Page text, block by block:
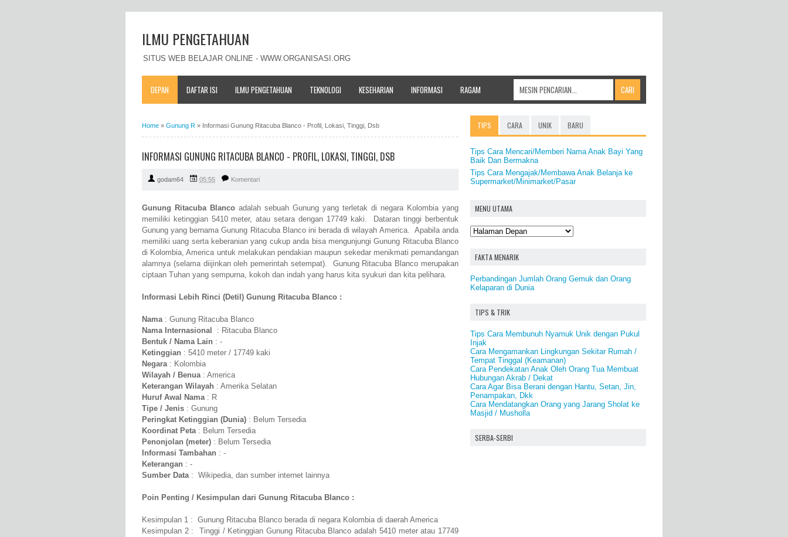
ILMU PENGETAHUAN
SITUS WEB BELAJAR ONLINE - WWW.ORGANISASI.ORG
DEPAN DAFTAR ISI ILMU PENGETAHUAN TEKNOLOGI KESEHARIAN INFORMASI RAGAM
Home » Gunung R » Informasi Gunung Ritacuba Blanco - Profil, Lokasi, Tinggi, Dsb
INFORMASI GUNUNG RITACUBA BLANCO - PROFIL, LOKASI, TINGGI, DSB
godam64 05:55 Komentari
Gunung Ritacuba Blanco adalah sebuah Gunung yang terletak di negara Kolombia yang
memiliki ketinggian 5410 meter, atau setara dengan 17749 kaki. Dataran tinggi berbentuk
Gunung yang bernama Gunung Ritacuba Blanco ini berada di wilayah America. Apabila anda
memiliki uang serta keberanian yang cukup anda bisa mengunjungi Gunung Ritacuba Blanco
di Kolombia, America untuk melakukan pendakian maupun sekedar menikmati pemandangan
alamnya (selama diijinkan oleh pemerintah setempat). Gunung Ritacuba Blanco merupakan
ciptaan Tuhan yang sempurna, kokoh dan indah yang harus kita syukuri dan kita pelihara.
Informasi Lebih Rinci (Detil) Gunung Ritacuba Blanco :
Nama: Gunung Ritacuba Blanco
Nama Internasional
: Ritacuba Blanco
Bentuk / Nama Lain : -
Ketinggian : 5410 meter / 17749 kaki
Negara: Kolombia
Wilayah / Benua: America
Keterangan Wilayah : Amerika Selatan
Huruf Awal Nama: R
Tipe / Jenis : Gunung
Peringkat Ketinggian (Dunia) : Belum Tersedia
Koordinat Peta: Belum Tersedia
Penonjolan (meter) : Belum Tersedia
Informasi Tambahan : -
Keterangan : -
Sumber Data: Wikipedia, dan sumber internet lainnya
Poin Penting / Kesimpulan dari Gunung Ritacuba Blanco :
Kesimpulan 1 : Gunung Ritacuba Blanco berada di negara Kolombia di daerah America
Kesimpulan 2 : Tinggi / Ketinggian Gunung Ritacuba Blanco adalah 5410 meter atau 17749
TIPS CARA UNIK BARU
Tips Cara Mencari/Memberi Nama Anak Bayi Yang
Baik Dan Bermakna
Tips Cara Mengajak/Membawa Anak Belanja ke
Supermarket/Minimarket/Pasar
MENU UTAMA
FAKTA MENARIK
Perbandingan Jumlah Orang Gemuk dan Orang
Kelaparan di Dunia
TIPS & TRIK
Tips Cara Membunuh Nyamuk Unik dengan Pukul
Injak
Cara Mengamankan Lingkungan Sekitar Rumah /
Tempat Tinggal (Keamanan)
Cara Pendekatan Anak Oleh Orang Tua Membuat
Hubungan Akrab / Dekat
Cara Agar Bisa Berani dengan Hantu, Setan, Jin,
Penampakan, Dkk
Cara Mendatangkan Orang yang Jarang Sholat ke
Masjid / Musholla
SERBA-SERBI